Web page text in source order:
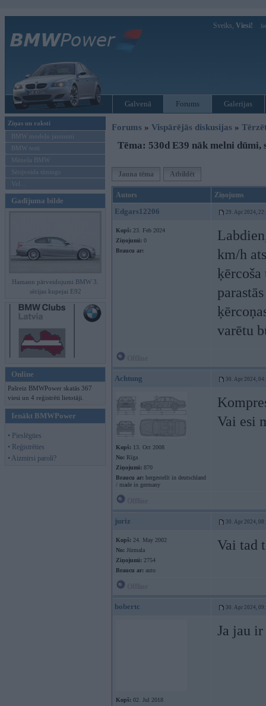
Sveiks, Viesi!
Galvenā Forums Galerijas
Ziņas un raksti
BMW modeļu jaunumi
BMW testi
Mēneša BMW
Sērijveida tūnings
Vel...
Gadījuma bilde
Hamann pārveidojumi BMW 3.
sērijas kupejai E92
Online
Pašreiz BMWPower skatās 367
viesi un 4 reģistrēti lietotāji.
Ienākt BMWPower
• Pieslēgties
• Reģistrēties
• Aizmirsi paroli?
Forums » Vispārējās diskusijas »
Tēma: 530d E39 nāk melni dūmi,
Jauna tēma Atbildēt
Autors Ziņojums
Edgars12206 29. Apr 2024,
Kopš: 23. Feb 2024
Ziņojumi: 0
Braucu ar:
km/h
varētu
Achtung 30. Apr 2024,
Kopš: 13. Oct 2008
No: Rīga
Ziņojumi: 870
Braucu ar: hergestellt in deutschland
/ made in germany
Vai esi
juriz 30. Apr 2024,
Kopš: 24. May 2002
No: Jūrmala
Ziņojumi: 2754
Braucu ar: auto
Vai tad
bobertc 30. Apr 2024,
Kopš: 02. Jul 2018
Ja jau